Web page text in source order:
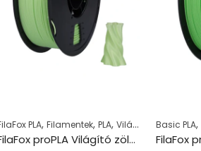
PLA, Filamentek, PLA, Világító PLA
FilaFox proPLA Világító zöld (1000g / 1,75mm)
Basic PLA,